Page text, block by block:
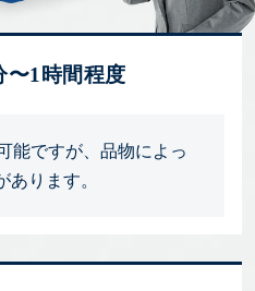
〜1時間程度
能ですが、品物によっ
ります。